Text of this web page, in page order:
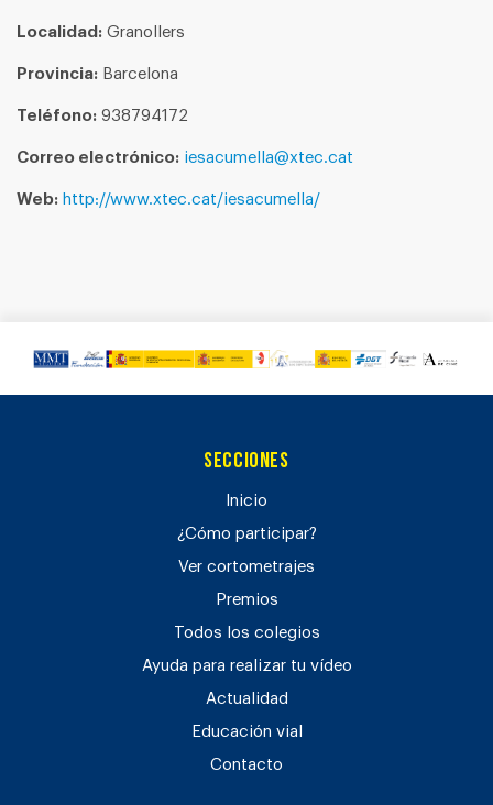
Localidad: Granollers
Provincia: Barcelona
Teléfono: 938794172
Correo electrónico: iesacumella@xtec.cat
Web: http://www.xtec.cat/iesacumella/
Secciones
Inicio
¿Cómo participar?
Ver cortometrajes
Premios
Todos los colegios
Ayuda para realizar tu vídeo
Actualidad
Educación vial
Contacto